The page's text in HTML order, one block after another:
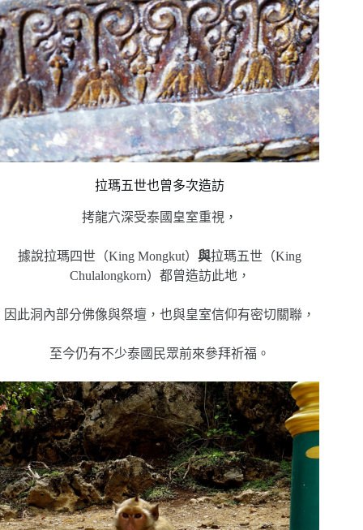
拉瑪五世也曾多次造訪
拷龍穴深受泰國皇室重視，
據說拉瑪四世（King Mongkut）與拉瑪五世（King
Chulalongkorn）都曾造訪此地，
因此洞內部分佛像與祭壇，也與皇室信仰有密切關聯，
至今仍有不少泰國民眾前來參拜祈福。